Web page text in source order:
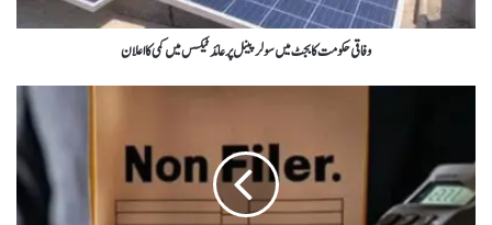
وفاقی حکومت کا بجٹ میں سولر پینل پر عائد ٹیکس میں کمی کا اعلان